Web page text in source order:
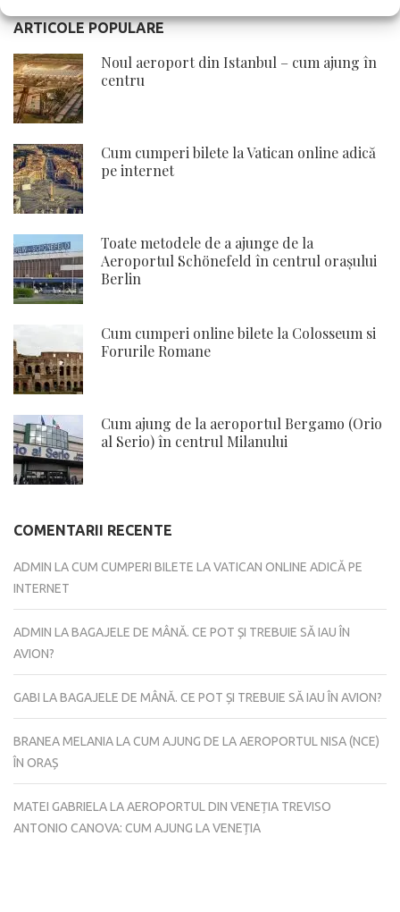
ARTICOLE POPULARE
Noul aeroport din Istanbul – cum ajung în
centru
Cum cumperi bilete la Vatican online adică
pe internet
Toate metodele de a ajunge de la
Aeroportul Schönefeld în centrul orașului
Berlin
Cum cumperi online bilete la Colosseum si
Forurile Romane
Cum ajung de la aeroportul Bergamo (Orio
al Serio) în centrul Milanului
COMENTARII RECENTE
ADMIN LACUM CUMPERI BILETE LA VATICAN ONLINE ADICĂ PE
INTERNET
ADMIN LABAGAJELE DE MÂNĂ. CE POT ȘI TREBUIE SĂ IAU ÎN
AVION?
GABI LABAGAJELE DE MÂNĂ. CE POT ȘI TREBUIE SĂ IAU ÎN AVION?
BRANEA MELANIALACUM AJUNG DE LA AEROPORTUL NISA (NCE)
ÎN ORAȘ
MATEI GABRIELALAAEROPORTUL DIN VENEȚIA TREVISO
ANTONIO CANOVA: CUM AJUNG LA VENEȚIA